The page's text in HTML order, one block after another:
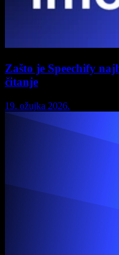
Zašto je Speechify
čitanje
19. ožujka 2026.